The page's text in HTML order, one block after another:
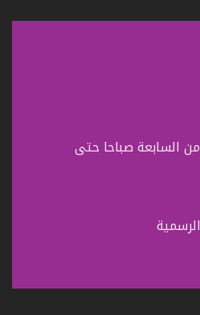
السابعة صباحا حتى